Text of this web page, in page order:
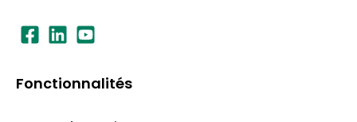
Fonctionnalités